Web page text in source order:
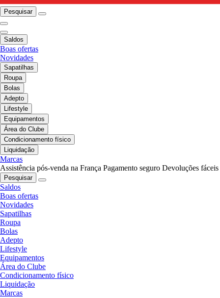
Pesquisar
Saldos
Boas ofertas
Novidades
Sapatilhas
Roupa
Bolas
Adepto
Lifestyle
Equipamentos
Área do Clube
Condicionamento físico
Liquidação
Marcas
Assistência pós-venda na França Pagamento seguro Devoluções fáceis
Pesquisar
Saldos
Boas ofertas
Novidades
Sapatilhas
Roupa
Bolas
Adepto
Lifestyle
Equipamentos
Área do Clube
Condicionamento físico
Liquidação
Marcas